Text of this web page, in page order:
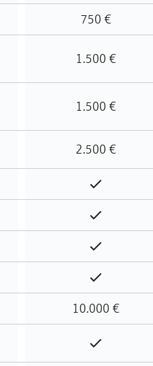
750 €
1.500 €
1.500 €
2.500 €
Enthalten
Enthalten
Enthalten
Enthalten
10.000 €
Enthalten